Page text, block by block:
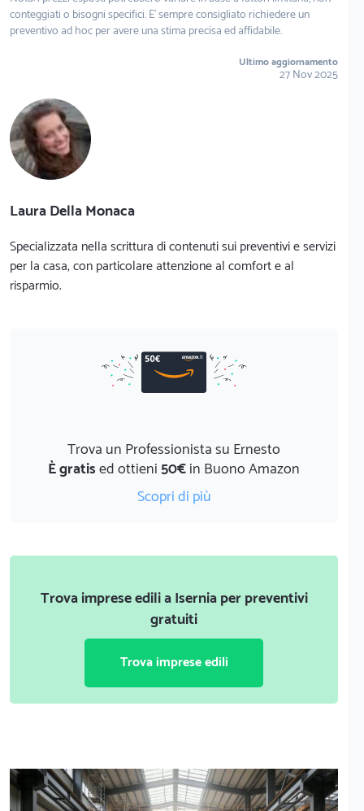
conteggiati o bisogni specifici. E' sempre consigliato richiedere un
preventivo ad hoc per avere una stima precisa ed affidabile.
Ultimo aggiornamento
27 Nov 2025
Laura Della Monaca
Specializzata nella scrittura di contenuti sui preventivi e servizi
per la casa, con particolare attenzione al comfort e al
risparmio.
Trova un Professionista su Ernesto
È gratised ottieni50€in Buono Amazon
Scopri di più
Trova imprese edili a Isernia per preventivi
gratuiti
Trova imprese edili